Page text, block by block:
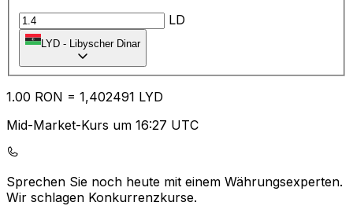
LD
LYD - Libyscher Dinar
1.00 RON = 1,402491 LYD
Mid-Market-Kurs um 16:27 UTC
Sprechen Sie noch heute mit einem Währungsexperten.
Wir schlagen Konkurrenzkurse.